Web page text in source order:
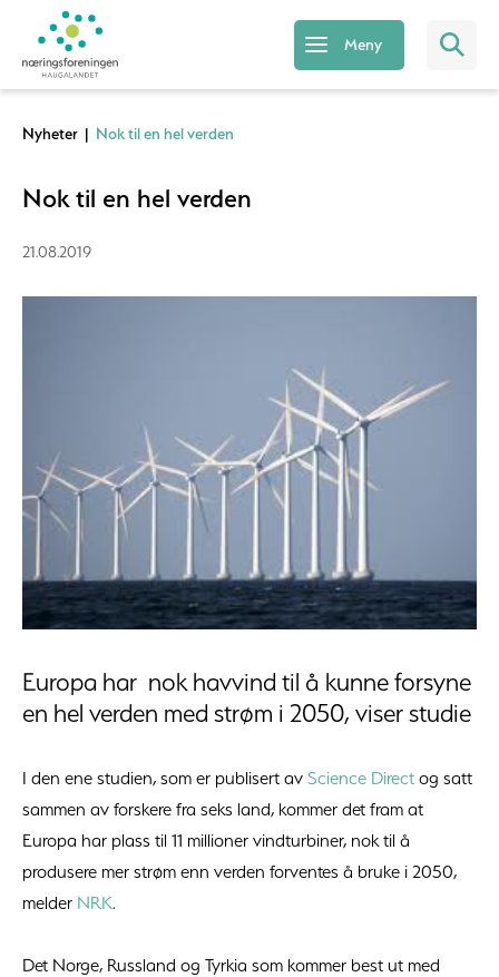
Meny
Nyheter | Nok til en hel verden
Nok til en hel verden
21.08.2019
Europa har nok havvind til å kunne forsyne
en hel verden med strøm i 2050, viser studie
I den ene studien, som er publisert av Science Direct og satt
sammen av forskere fra seks land, kommer det fram at
Europa har plass til 11 millioner vindturbiner, nok til å
produsere mer strøm enn verden forventes å bruke i 2050,
melder NRK.
Det Norge, Russland og Tyrkia som kommer best ut med